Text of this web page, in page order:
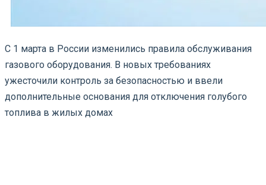
С 1 марта в России изменились правила обслуживания
газового оборудования. В новых требованиях
ужесточили контроль за безопасностью и ввели
дополнительные основания для отключения голубого
топлива в жилых домах